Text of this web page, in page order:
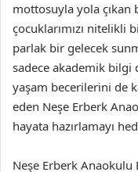
mottosuyla yola çıkan
çocuklarımızı
parlak bir gelecek
sadece akademik bilgi
yaşam becerilerini de
eden Neşe Erberk
hayata hazırlamayı
Neşe Erberk Anaokulu